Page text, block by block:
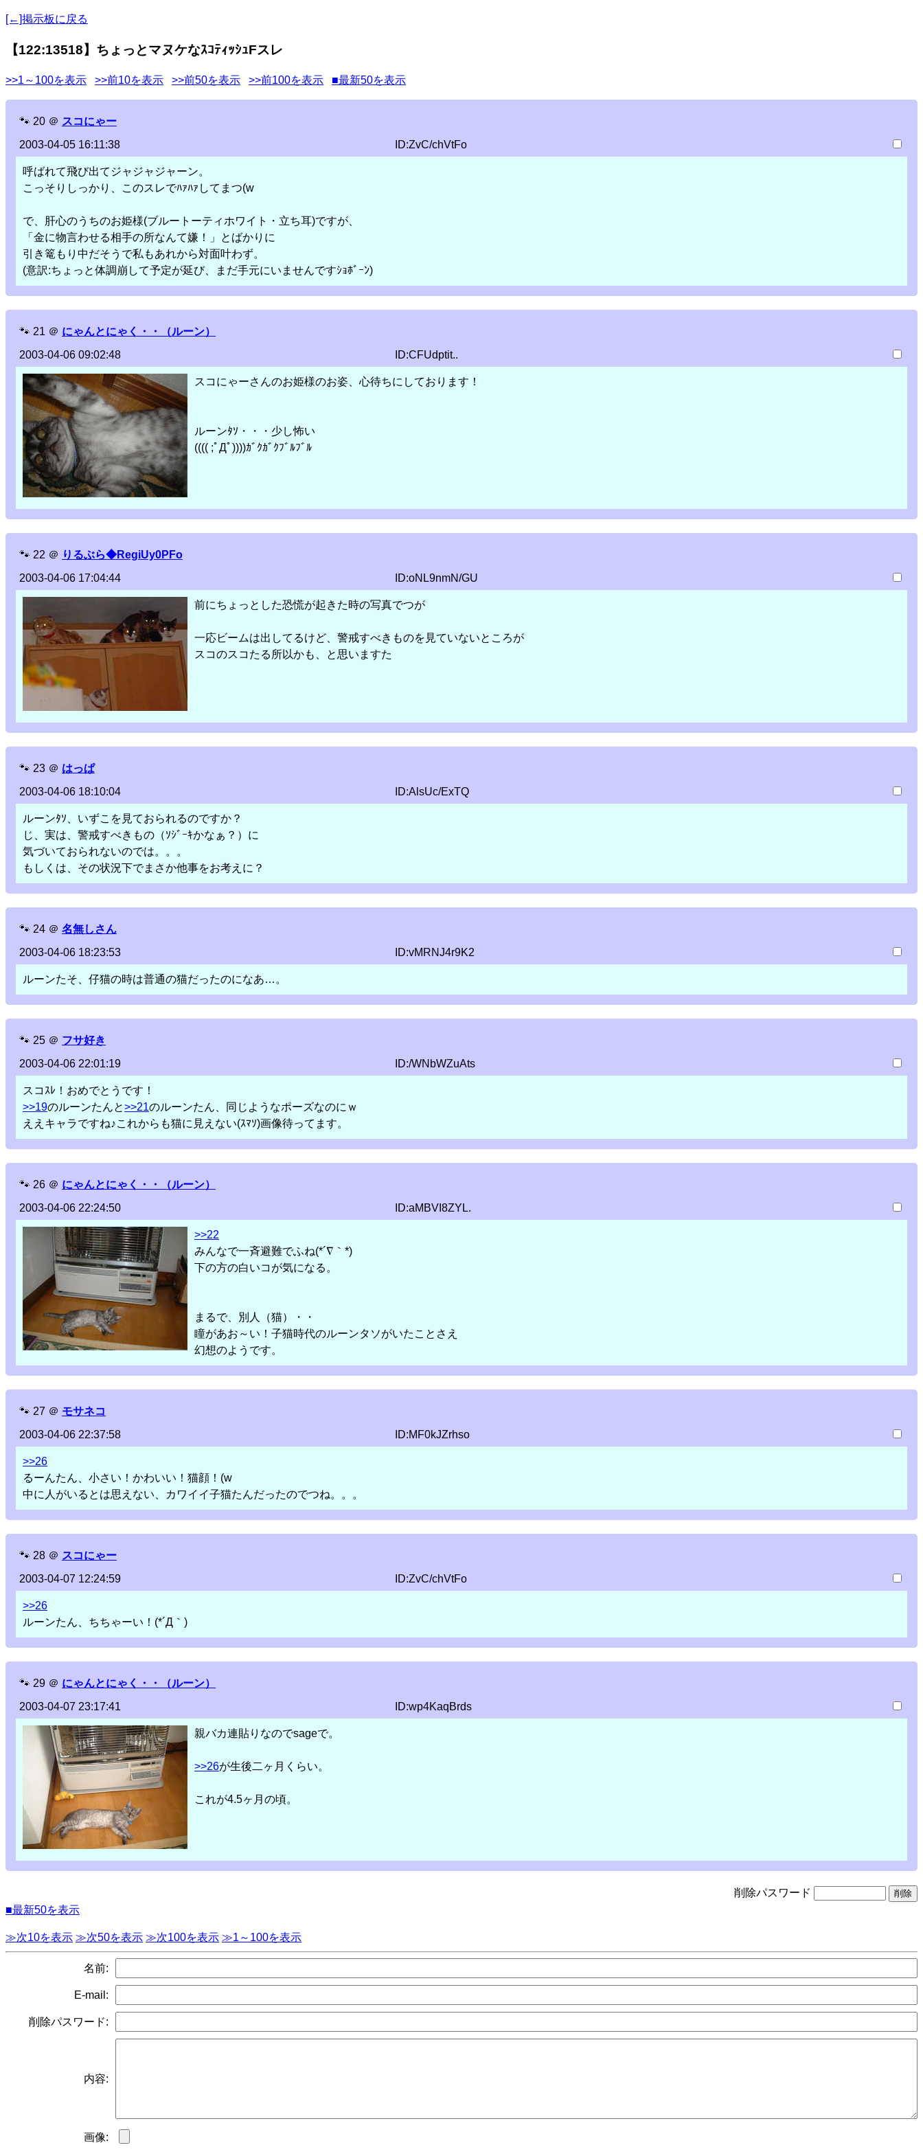
[←]掲示板に戻る
【122:13518】ちょっとマヌケなｽｺﾃｨｯｼｭFスレ
>>1～100を表示 >>前10を表示 >>前50を表示 >>前100を表示 ■最新50を表示
🐾 20 ＠ スコにゃー
2003-04-05 16:11:38
ID:ZvC/chVtFo
呼ばれて飛び出てジャジャジャーン。
こっそりしっかり、このスレでﾊｧﾊｧしてまつ(w
で、肝心のうちのお姫様(ブルートーティホワイト・立ち耳)ですが、
「金に物言わせる相手の所なんて嫌！」とばかりに
引き篭もり中だそうで私もあれから対面叶わず。
(意訳:ちょっと体調崩して予定が延び、まだ手元にいませんですｼｮﾎﾞｰﾝ)
🐾 21 ＠ にゃんとにゃく・・（ルーン）
2003-04-06 09:02:48
ID:CFUdptit..
スコにゃーさんのお姫様のお姿、心待ちにしております！
ルーンﾀｿ・・・少し怖い
(((( ;ﾟДﾟ))))ｶﾞｸｶﾞｸﾌﾞﾙﾌﾞﾙ
🐾 22 ＠ りるぶら◆RegiUy0PFo
2003-04-06 17:04:44
ID:oNL9nmN/GU
前にちょっとした恐慌が起きた時の写真でつが
一応ビームは出してるけど、警戒すべきものを見ていないところが
スコのスコたる所以かも、と思いますた
🐾 23 ＠ はっぱ
2003-04-06 18:10:04
ID:AlsUc/ExTQ
ルーンﾀｿ、いずこを見ておられるのですか？
じ、実は、警戒すべきもの（ｿｼﾞｰｷかなぁ？）に
気づいておられないのでは。。。
もしくは、その状況下でまさか他事をお考えに？
🐾 24 ＠ 名無しさん
2003-04-06 18:23:53
ID:vMRNJ4r9K2
ルーンたそ、仔猫の時は普通の猫だったのになあ…。
🐾 25 ＠ フサ好き
2003-04-06 22:01:19
ID:/WNbWZuAts
スコｽﾚ！おめでとうです！
>>19のルーンたんと>>21のルーンたん、同じようなポーズなのにｗ
ええキャラですね♪これからも猫に見えない(ｽﾏｿ)画像待ってます。
🐾 26 ＠ にゃんとにゃく・・（ルーン）
2003-04-06 22:24:50
ID:aMBVI8ZYL.
>>22
みんなで一斉避難でふね(*´∇｀*)
下の方の白いコが気になる。
まるで、別人（猫）・・
瞳があお～い！子猫時代のルーンタソがいたことさえ
幻想のようです。
🐾 27 ＠ モサネコ
2003-04-06 22:37:58
ID:MF0kJZrhso
>>26
るーんたん、小さい！かわいい！猫顔！(w
中に人がいるとは思えない、カワイイ子猫たんだったのでつね。。。
🐾 28 ＠ スコにゃー
2003-04-07 12:24:59
ID:ZvC/chVtFo
>>26
ルーンたん、ちちゃーい！(*´Д｀)
🐾 29 ＠ にゃんとにゃく・・（ルーン）
2003-04-07 23:17:41
ID:wp4KaqBrds
親バカ連貼りなのでsageで。
>>26が生後二ヶ月くらい。
これが4.5ヶ月の頃。
削除パスワード
■最新50を表示
≫次10を表示 ≫次50を表示 ≫次100を表示 ≫1～100を表示
名前:
E-mail:
削除パスワード:
内容:
画像: